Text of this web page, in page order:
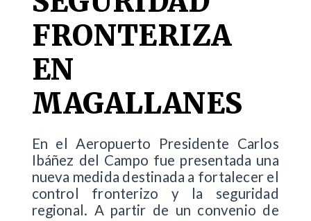
FRONTERIZA
EN
MAGALLANES
En el Aeropuerto Presidente Carlos
Ibáñez del Campo fue presentada una
nueva medida destinada a fortalecer el
control fronterizo y la seguridad
regional. A partir de un convenio de